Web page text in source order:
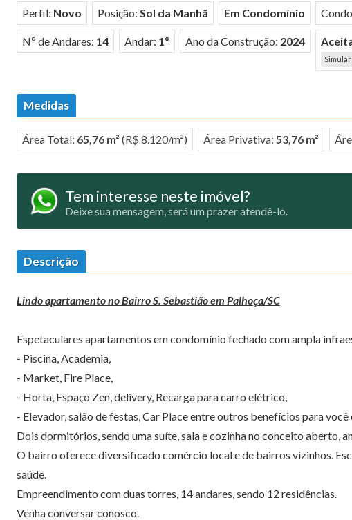
Perfil: Novo Posição: Sol da Manhã Em Condomínio
Nº de Andares: 14 Andar: 1º Ano da Construção: 2024
Medidas
Área Total: 65,76 m² (R$ 8.120/m²) Área Privativa: 53,76 m²
Tem interesse neste imóvel?
Deixe sua mensagem, será um prazer atendê-lo.
Descrição
Lindo apartamento no Bairro S. Sebastião em Palhoça/SC
Espetaculares apartamentos em condomínio fechado com ampla
- Piscina, Academia,
- Market, Fire Place,
- Horta, Espaço Zen, delivery, Recarga para carro elétrico,
- Elevador, salão de festas, Car Place entre outros benefícios para você
Dois dormitórios, sendo uma suíte, sala e cozinha no conceito aberto,
O bairro oferece diversificado comércio local e de bairros vizinhos.
saúde.
Empreendimento com duas torres, 14 andares, sendo 12 residências.
Venha conversar conosco.